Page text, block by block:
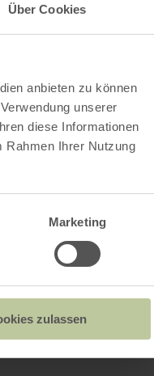
Über Cookies
anbieten zu können
unserer
diese Informationen
Rahmen Ihrer Nutzung
Marketing
zulassen